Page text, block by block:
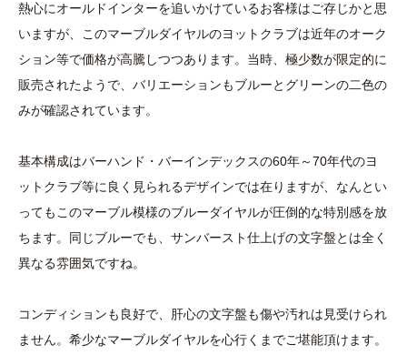
熱心にオールドインターを追いかけているお客様はご存じかと思
いますが、このマーブルダイヤルのヨットクラブは近年のオーク
ション等で価格が高騰しつつあります。当時、極少数が限定的に
販売されたようで、バリエーションもブルーとグリーンの二色の
みが確認されています。
基本構成はバーハンド・バーインデックスの60年～70年代のヨ
ットクラブ等に良く見られるデザインでは在りますが、なんとい
ってもこのマーブル模様のブルーダイヤルが圧倒的な特別感を放
ちます。同じブルーでも、サンバースト仕上げの文字盤とは全く
異なる雰囲気ですね。
コンディションも良好で、肝心の文字盤も傷や汚れは見受けられ
ません。希少なマーブルダイヤルを心行くまでご堪能頂けます。